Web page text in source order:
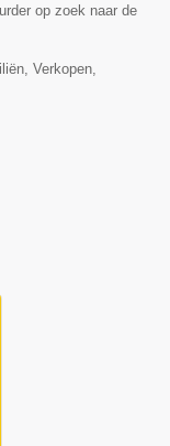
op zoek naar de
Verkopen,